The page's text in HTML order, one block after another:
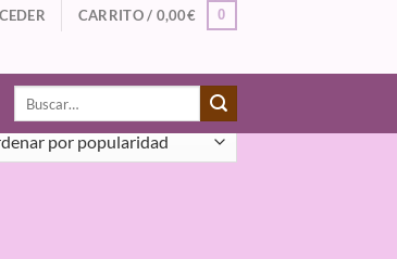
CARRITO / 0,00€ 0
Buscar